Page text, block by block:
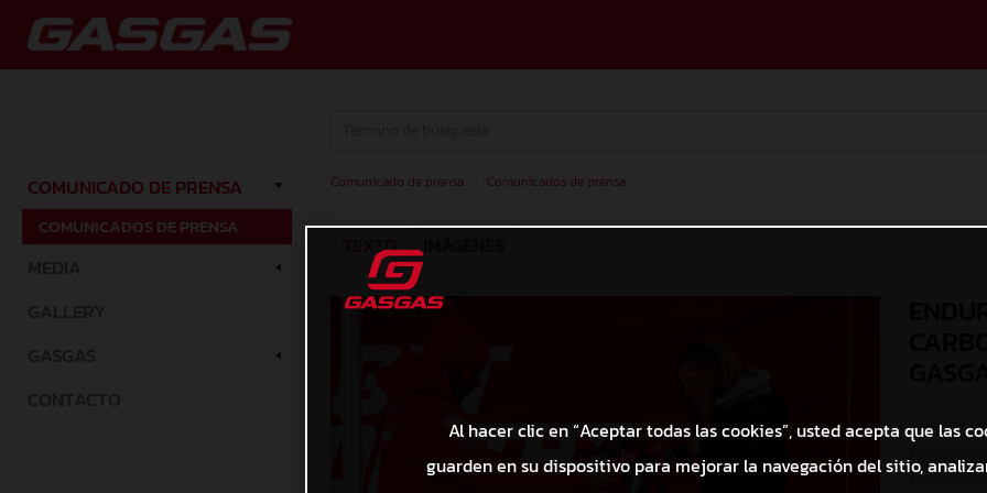
COMUNICADO DE PRENSA
COMUNICADOS DE PRENSA
Comunicado de prensa Comunicados de prensa
TEXTO
© Nicki
Al hacer clic en “Aceptar todas las cookies”, usted acepta que las
guarden en su dispositivo para mejorar la navegación del sitio,